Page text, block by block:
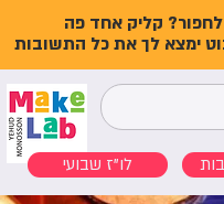
קליק אחד פה
ימצא לך את כל התשובות
לו"ז שבועי